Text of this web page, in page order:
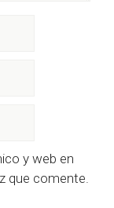
y web en
que comente.